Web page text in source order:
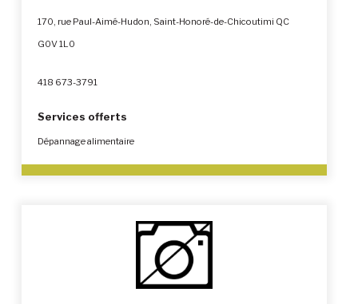
170, rue Paul-Aimé-Hudon, Saint-Honoré-de-Chicoutimi QC
G0V 1L0
418 673-3791
Services offerts
Dépannage alimentaire